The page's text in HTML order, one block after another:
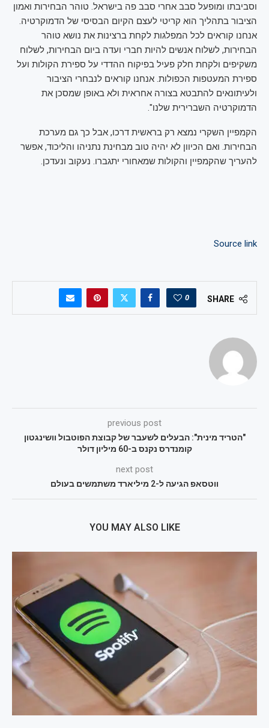
וסביבתו ומופעל סבב אחרי סבב פה בישראל. טוהר הבחירות ואמון
הציבור בתהליך הוא קריטי לעצם הקיום הבסיסי של הדמוקרטיה.
אנחנו קוראים לכל המפלגות לקחת ברצינות את נושא טוהר
הבחירות, לשלוח אנשים להיות חברי ועדה ביום הבחירות, לשלוח
משקיפים ולקחת חלק פעיל בפיקוח ההדדי על ספירת הקולות ועל
ספירת המעטפות הכפולות. אנחנו קוראים לנבחרי הציבור
ולעיתונאים להתבטא בצורה אחראית ולא באופן שמסכן את
הדמוקרטיה השברירית שלנו".
הקמפיין השקרי נמצא רק בראשית דרכו, אבל כך גם מערכת
הבחירות. ואם הכיוון לא יהיה טוב מבחינת נתניהו והליכוד, אפשר
להעריך שהקמפיין והקולות שמאחורי יתגברו. נעקוב ונעדכן.
Source link
SHARE
0
previous post
"הטריד מינית": הבעלים לשעבר של קבוצת הפוטבול וושינגטון
קומנדרס נקנס ב-60 מיליון דולר
next post
ווטסאפ הגיעה ל-2 מיליארד משתמשים בעולם
YOU MAY ALSO LIKE